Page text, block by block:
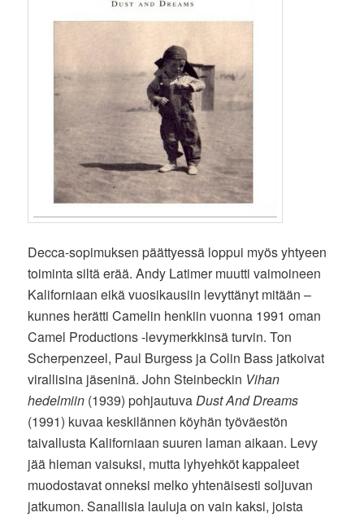
Decca-sopimuksen päättyessä loppui myös yhtyeen
toiminta siltä erää. Andy Latimer muutti vaimoineen
Kaliforniaan eikä vuosikausiin levyttänyt mitään –
kunnes herätti Camelin henkiin vuonna 1991 oman
Camel Productions -levymerkkinsä turvin. Ton
Scherpenzeel, Paul Burgess ja Colin Bass jatkoivat
virallisina jäseninä. John Steinbeckin Vihan
hedelmiin (1939) pohjautuvaDust And Dreams
(1991) kuvaa keskilännen köyhän työväestön
taivallusta Kaliforniaan suuren laman aikaan. Levy
jää hieman vaisuksi, mutta lyhyehköt kappaleet
muodostavat onneksi melko yhtenäisesti soljuvan
jatkumon. Sanallisia lauluja on vain kaksi, joista